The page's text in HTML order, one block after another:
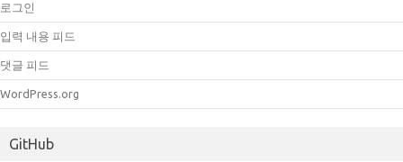
로그인
입력 내용 피드
댓글 피드
WordPress.org
GitHub